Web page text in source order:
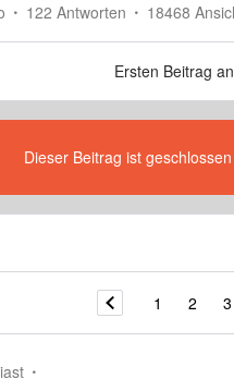
122 Antworten 18468
Ersten Beitrag
Dieser Beitrag ist
1 2 3